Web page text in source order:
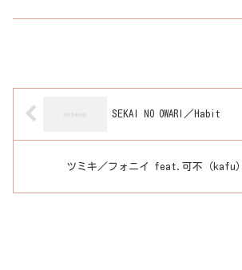
SEKAI NO OWARI／Habit
ツミキ／フォニイ feat.可不（kafu）